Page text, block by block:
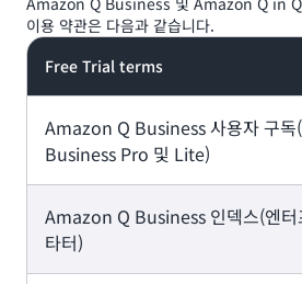
이용 약관은 다음과 같습니다.
Free Trial terms
Amazon Q Business 사용자 구
Business Pro 및 Lite)
Amazon Q Business는 애플리케이션
Business Pro 또는 Lite 사용자 최대
Amazon Q Business 인덱스(엔터
타터)